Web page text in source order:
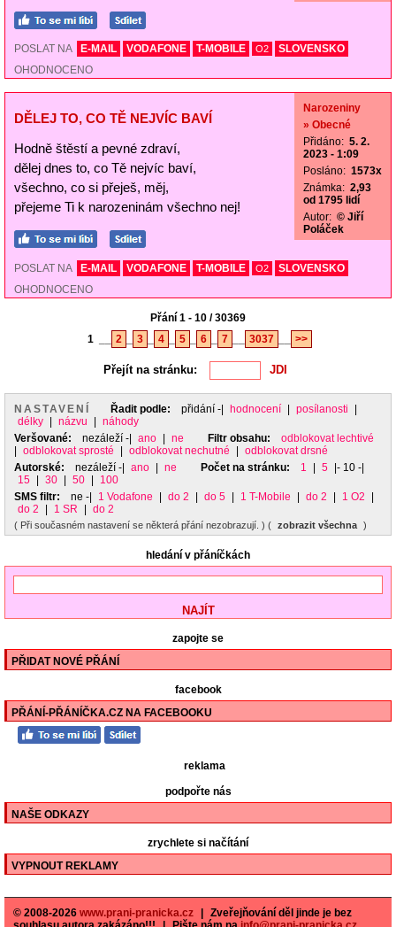
POSLAT NA E-MAIL VODAFONE T-MOBILE O2
SLOVENSKO
OHODNOCENO
DĚLEJ TO, CO TĚ NEJVÍC BAVÍ
Hodně štěstí a pevné zdraví,
dělej dnes to, co Tě nejvíc baví,
všechno, co si přeješ, měj,
přejeme Ti k narozeninám všechno nej!
Narozeniny
» Obecné
Přidáno: 5. 2.
2023 - 1:09
Posláno: 1573x
Známka: 2,93
od 1795 lidí
Autor: © Jiří
Poláček
POSLAT NA E-MAIL VODAFONE T-MOBILE O2
SLOVENSKO
OHODNOCENO
Přání 1 - 10 / 30369
1
2 3 4 5 6 7 3037 >>
Přejít na stránku:
NASTAVENÍ Řadit podle: přidání -| hodnocení posílanosti
délky
názvu
náhody
Veršované:
nezáleží -| ano ne Filtr obsahu:
odblokovat lechtivé
odblokovat sprosté odblokovat nechutné
odblokovat drsné
Autorské:
nezáleží -| ano ne Počet na stránku: 1 5
|- 10 -|
15
30 50
100
SMS filtr:
ne -| 1 Vodafone do 2 do 5 1 T-Mobile do 2 1 O2
do 2
1 SR do 2
( Při současném nastavení se některá přání nezobrazují. ) ( zobrazit všechna )
hledání v přáníčkách
zapojte se
PŘIDAT NOVÉ PŘÁNÍ
facebook
PŘÁNÍ-PŘÁNÍČKA.CZ NA FACEBOOKU
reklama
podpořte nás
NAŠE ODKAZY
zrychlete si načítání
VYPNOUT REKLAMY
© 2008-2026 www.prani-pranicka.cz
Zveřejňování děl jinde je bez